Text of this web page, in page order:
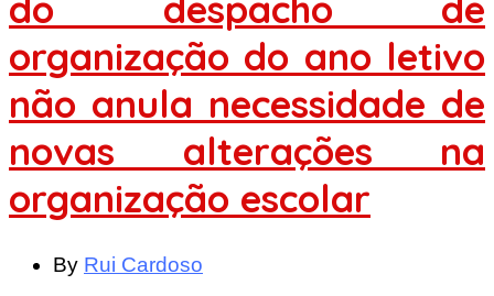
organização do ano letivo
não anula necessidade de
novas alterações na
organização escolar
By Rui Cardoso